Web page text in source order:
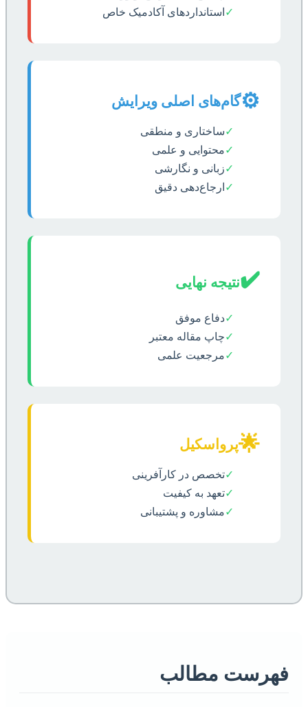
✓ استانداردهای آکادمیک خاص
⚙️گام‌های اصلی ویرایش
✓ساختاری و منطقی
✓محتوایی و علمی
✓زبانی و نگارشی
✓ ارجاع‌دهی دقیق
✔️نتیجه نهایی
✓دفاع موفق
✓چاپ مقاله معتبر
✓مرجعیت علمی
🌟پرواسکیل
✓تخصص در کارآفرینی
✓تعهد به کیفیت
✓مشاوره و پشتیبانی
فهرست مطالب